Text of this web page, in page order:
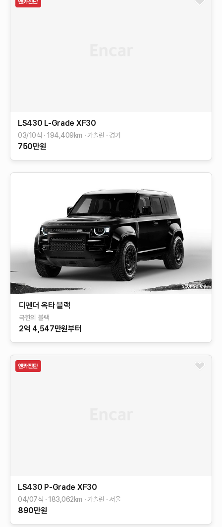
LS430 L-Grade XF30
03/10식 194,409km 가솔린 경기
750만원
sponsored
디펜더 옥타 블랙
극한의 블랙
2억 4,547만원부터
LS430 P-Grade XF30
04/07식 183,062km 가솔린 서울
890만원